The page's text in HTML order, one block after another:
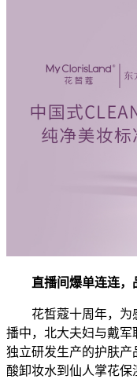
直播间爆单连连，
花皙蔻十周年，为
播中，北大夫妇与戴
独立研发生产的护肤
酸卸妆水到仙人掌花